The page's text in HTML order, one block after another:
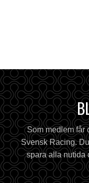
Som medlem får
Svensk Racing.
spara alla nutida